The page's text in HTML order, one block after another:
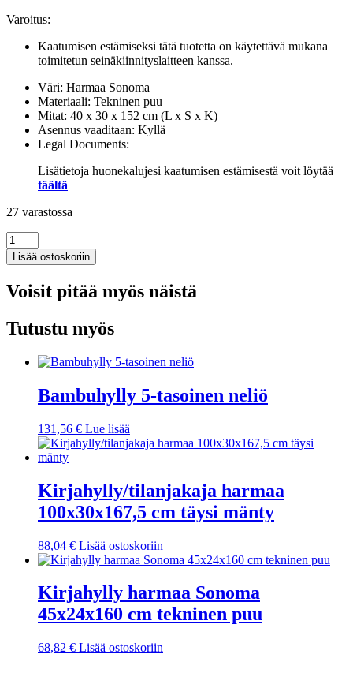
Varoitus:
Kaatumisen estämiseksi tätä tuotetta on käytettävä mukana
toimitetun seinäkiinnityslaitteen kanssa.
Väri: Harmaa Sonoma
Materiaali: Tekninen puu
Mitat: 40 x 30 x 152 cm (L x S x K)
Asennus vaaditaan: Kyllä
Legal Documents:
Lisätietoja huonekalujesi kaatumisen estämisestä voit löytää
täältä
27 varastossa
Kirjahylly
harmaa
Sonoma
cm
puu
määrä
Lisää ostoskoriin
Voisit pitää myös näistä
Tutustu myös
Bambuhylly 5-tasoinen neliö
131,56 € Lue lisää
Kirjahylly/tilanjakaja harmaa
100x30x167,5 cm täysi mänty
88,04 € Lisää ostoskoriin
Kirjahylly harmaa Sonoma
45x24x160 cm tekninen puu
68,82 € Lisää ostoskoriin